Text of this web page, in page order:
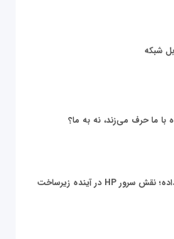
شبکه
با ما حرف می‌زند، نه به ما؟
زیر پوست دنیای داده؛ نقش سرور HP در آینده زیرساخت